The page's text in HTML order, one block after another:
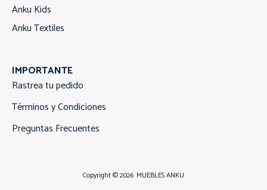
Anku Kids
Anku Textiles
IMPORTANTE
Rastrea tu pedido
Términos y Condiciones
Preguntas Frecuentes
Copyright © 2026 MUEBLES ANKU